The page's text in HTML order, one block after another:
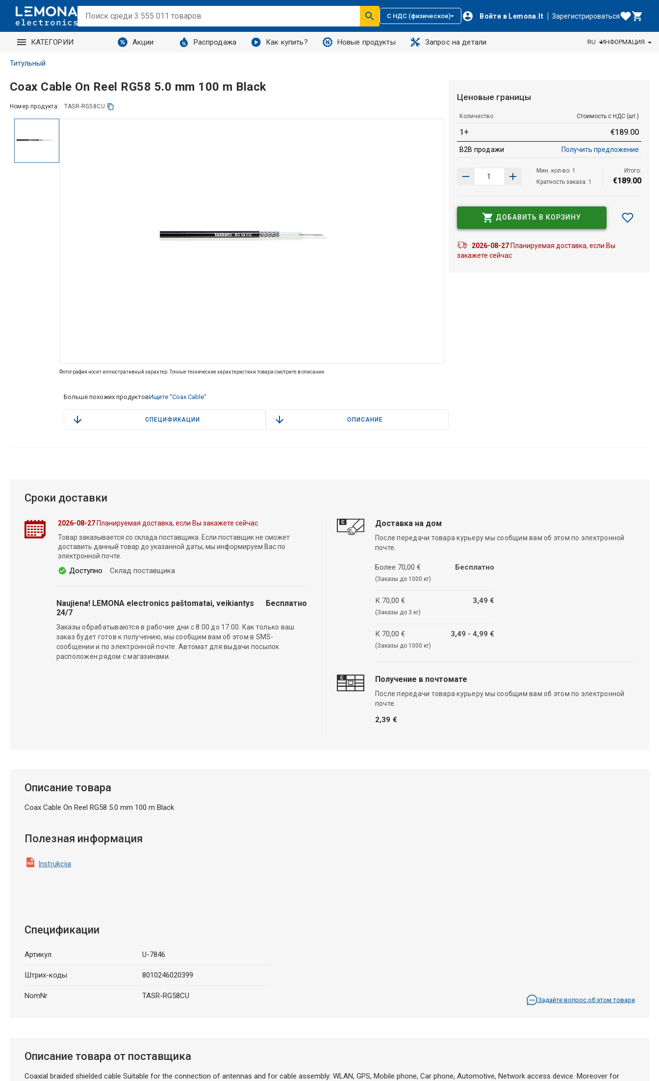
С НДС (физическое) Войти в Lemona.lt Зарегистрироваться
КАТЕГОРИИ Акции Распродажа Как купить? Новые продукты Запрос на детали RU ИНФОРМАЦИЯ
Титульный
Coax Cable On Reel RG58 5.0 mm 100 m Black
Номер продукта: TASR-RG58CU
Фотография носит иллюстративный характер. Точные технические характеристики товара смотрите в описании.
Больше похожих продуктовИщите "Coax Cable"
СПЕЦИФИКАЦИИ ОПИСАНИЕ
Ценовые границы
Количество Стоимость с НДС (шт.)
1+ €189.00
B2B продажи Получить предложение
Мин. кол-во: 1
Кратность заказа: 1
Итого:
€189.00
ДОБАВИТЬ В КОРЗИНУ
2026-08-27Планируемая доставка, если Вы
закажете сейчас
Сроки доставки
2026-08-27Планируемая доставка, если Вы закажете сейчас
Товар заказывается со склада поставщика. Если поставщик не сможет
доставить данный товар до указанной даты, мы информируем Вас по
электронной почте.
Доступно Склад поставщика
Naujiena! LEMONA electronics paštomatai, veikiantys
24/7
Бесплатно
Заказы обрабатываются в рабочие дни с 8:00 до 17:00. Как только ваш
заказ будет готов к получению, мы сообщим вам об этом в SMS-
сообщении и по электронной почте. Автомат для выдачи посылок
расположен рядом с магазинами.
Доставка на дом
После передачи товара курьеру мы сообщим вам об этом по электронной
почте.
Более 70,00 €
(Заказы до 1000 кг)
Бесплатно
К 70,00 €
(Заказы до 3 кг)
3,49 €
К 70,00 €
(Заказы до 1000 кг)
3,49 - 4,99 €
Получение в почтомате
После передачи товара курьеру мы сообщим вам об этом по электронной
почте.
2,39 €
Описание товара
Coax Cable On Reel RG58 5.0 mm 100 m Black
Полезная информация
Instrukcija
Спецификации
Артикул U-7846
Штрих-коды 8010246020399
NomNr TASR-RG58CU Задайте вопрос об этом товаре
Описание товара от поставщика
Coaxial braided shielded cable Suitable for the connection of antennas and for cable assembly: WLAN, GPS, Mobile phone, Car phone, Automotive, Network access device. Moreover for